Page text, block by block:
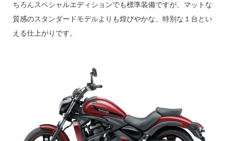
ちろんスペシャルエディションでも標準装備ですが、マットな
質感のスタンダードモデルよりも煌びやかな、特別な１台とい
える仕上がりです。